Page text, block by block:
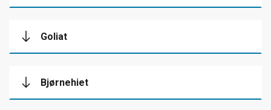
Goliat
Bjørnehiet